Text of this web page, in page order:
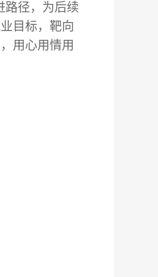
路径，为后续
目标，靶向
用心用情用